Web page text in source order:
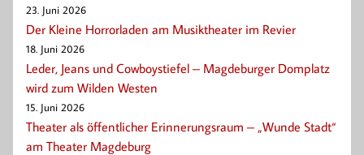
23. Juni 2026
Der Kleine Horrorladen am Musiktheater im Revier
18. Juni 2026
Leder, Jeans und Cowboystiefel – Magdeburger Domplatz
wird zum Wilden Westen
15. Juni 2026
Theater als öffentlicher Erinnerungsraum – „Wunde Stadt“
am Theater Magdeburg